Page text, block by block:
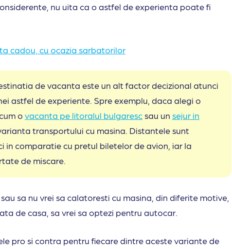
nu uita ca o astfel de experienta poate fi
cadou, cu ocazia sarbatorilor
de vacanta este un alt factor decizional atunci
astfel de experiente. Spre exemplu, daca alegi o
o vacanta pe litoralul bulgaresc sau un sejur in
transportului cu masina. Distantele sunt
in comparatie cu pretul biletelor de avion, iar la
de miscare.
sa nu vrei sa calatoresti cu masina, din diferite motive,
de casa, sa vrei sa optezi pentru autocar.
pro si contra pentru fiecare dintre aceste variante de